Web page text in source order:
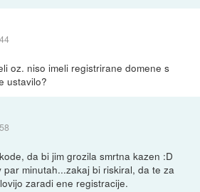
oz. niso imeli registrirane domene s
ustavilo?
da bi jim grozila smrtna kazen :D
minutah...zakaj bi riskiral, da te za
zaradi ene registracije.